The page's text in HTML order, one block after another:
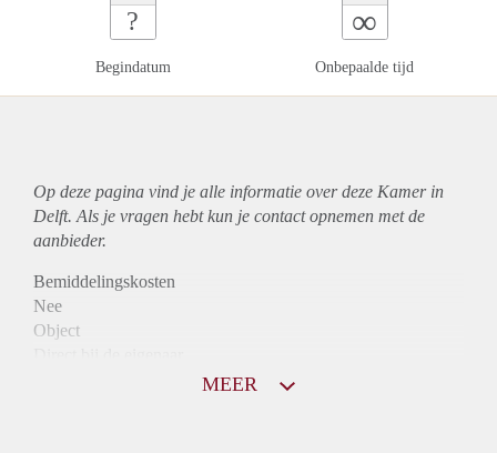
?
Begindatum
∞
Onbepaalde tijd
Op deze pagina vind je alle informatie over deze Kamer in
Delft. Als je vragen hebt kun je contact opnemen met de
aanbieder.
Bemiddelingskosten
Nee
Object
MEER